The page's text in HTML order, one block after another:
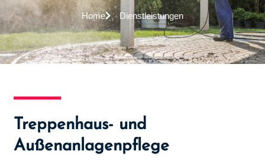
Home Dienstleistungen
Treppenhaus- und
Außenanlagenpflege